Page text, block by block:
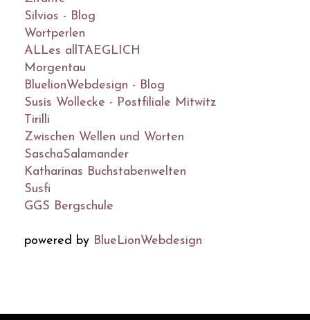
Silvios - Blog
Wortperlen
ALLes allTAEGLICH
Morgentau
BluelionWebdesign - Blog
Susis Wollecke - Postfiliale Mitwitz
Tirilli
Zwischen Wellen und Worten
SaschaSalamander
Katharinas Buchstabenwelten
Susfi
GGS Bergschule
powered by BlueLionWebdesign